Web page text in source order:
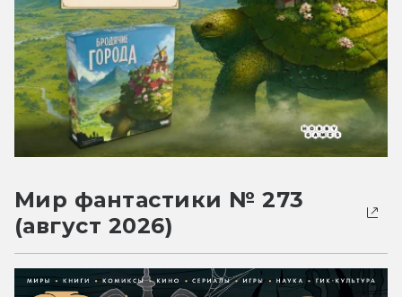
Мир фантастики № 273
(август 2026)